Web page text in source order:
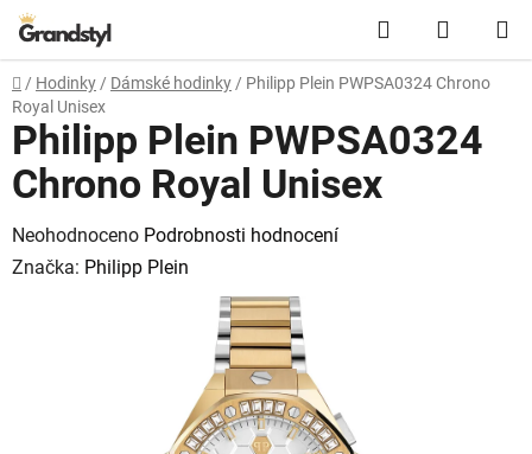
Přejít na obsah Hledat
Domů
/ Hodinky / Dámské hodinky / Philipp Plein PWPSA0324 Chrono
Royal Unisex
Philipp Plein PWPSA0324
Chrono Royal Unisex
Průměrné hodnocení produktu je 0,0 z 5 hvězdiček.
Neohodnoceno Podrobnosti hodnocení
Značka: Philipp Plein